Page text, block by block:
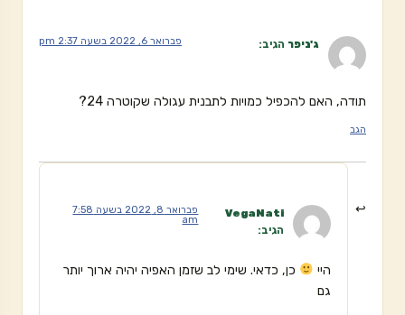
ג'ניפר הגיב: פברואר 6, 2022 בשעה 2:37 pm
תודה, האם להכפיל כמויות לתבנית עגולה שקוטרה 24?
הגב
VegaNati
הגיב:
פברואר 8, 2022 בשעה 7:58
am
היי
כן, כדאי. שימי לב שזמן האפיה יהיה ארוך יותר
גם